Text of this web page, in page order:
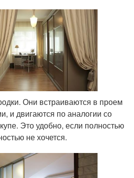
Они встраиваются в проем
и двигаются по аналогии со
Это удобно, если полностью
не хочется.